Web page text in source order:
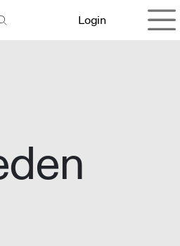
Login